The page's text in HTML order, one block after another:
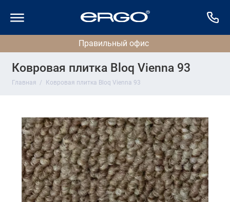
Ковровая плитка Bloq Vienna 93
Главная Ковровая плитка Bloq Vienna 93